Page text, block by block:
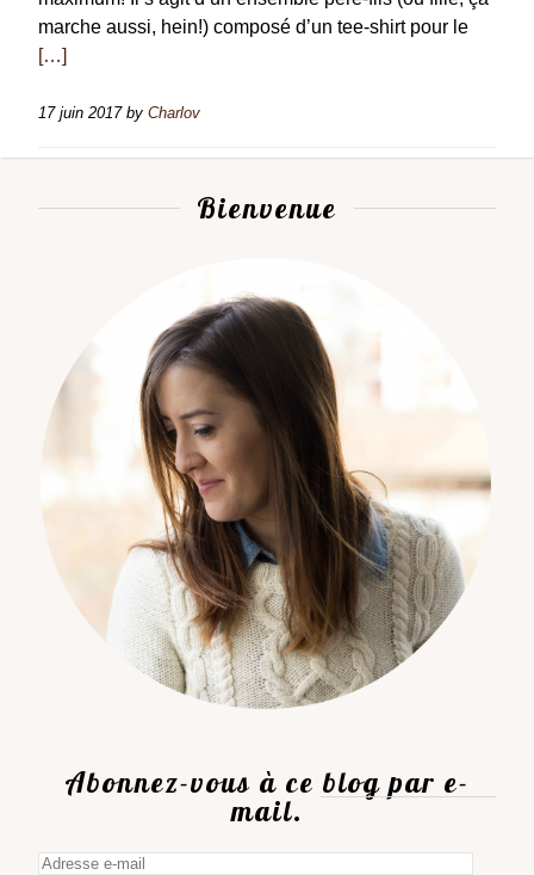
marche aussi, hein!) composé d’un tee-shirt pour le
[…]
17 juin 2017by Charlov
Bienvenue
Abonnez-vous à ce blog par e-
mail.
Adresse